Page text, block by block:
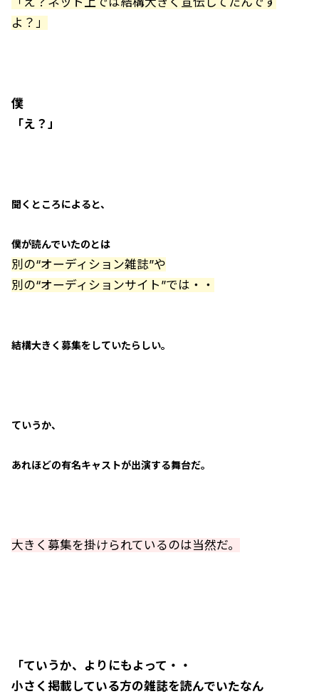
よ？」
僕
「え？」
聞くところによると、
僕が読んでいたのとは
別の“オーディション雑誌”や
別の“オーディションサイト”では・・
結構大きく募集をしていたらしい。
ていうか、
あれほどの有名キャストが出演する舞台だ。
大きく募集を掛けられているのは当然だ。
「ていうか、よりにもよって・・
小さく掲載している方の雑誌を読んでいたなん